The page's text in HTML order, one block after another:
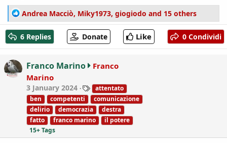
R
e
a
c
t
o
Andrea Macciò, Miky1973, giogiodo and 15 others
6 Replies Donate Like 0 Condividi
Franco Marino
Franco
Marino
3 January 2024
T
a
g
s
attentato
ben
competenti
comunicazione
delirio
democrazia
destra
fatto
franco marino
il potere
15+ Tags